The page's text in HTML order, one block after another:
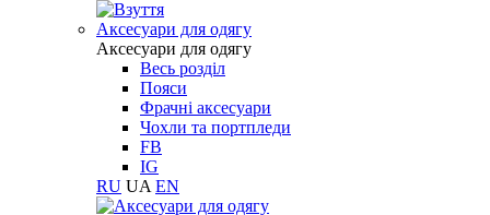
Aксесуари для одягу
Aксесуари для одягу
Весь розділ
Пояси
Фрачні аксесуари
Чохли та портпледи
FB
IG
RU UA EN